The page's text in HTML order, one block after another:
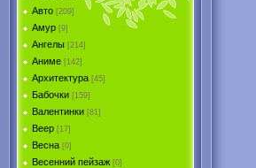
Авто [209]
Амур [9]
Ангелы [214]
Аниме [142]
Архитектура [45]
Бабочки [159]
Валентинки [81]
Веер [17]
Весна [0]
Весенний пейзаж [0]